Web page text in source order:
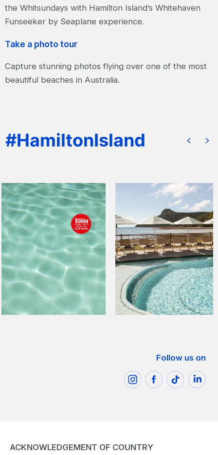
the Whitsundays with Hamilton Island’s Whitehaven
Funseeker by Seaplane experience.
Take a photo tour
Capture stunning photos flying over one of the most
beautiful beaches in Australia.
Follow us on
ACKNOWLEDGEMENT OF COUNTRY